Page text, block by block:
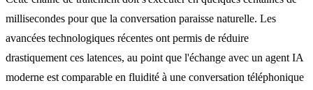
millisecondes pour que la conversation paraisse naturelle. Les
avancées technologiques récentes ont permis de réduire
drastiquement ces latences, au point que l'échange avec un agent IA
moderne est comparable en fluidité à une conversation téléphonique